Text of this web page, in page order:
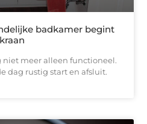
badkamer begint
niet meer alleen functioneel.
dag rustig start en afsluit.